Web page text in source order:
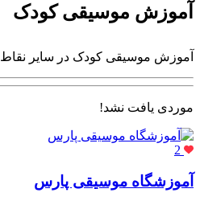
آموزش موسیقی کودک
آموزش موسیقی کودک در سایر نقاط
موردی یافت نشد!
2
آموزشگاه موسیقی پارس